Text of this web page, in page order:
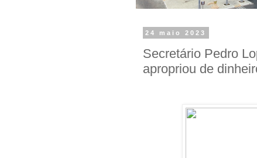
24 maio 2023
Secretário Pedro
apropriou de